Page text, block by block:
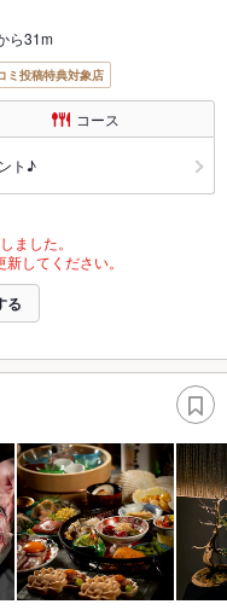
ら31m
ミ投稿特典対象店
コース
ト♪
ました。
してください。
る